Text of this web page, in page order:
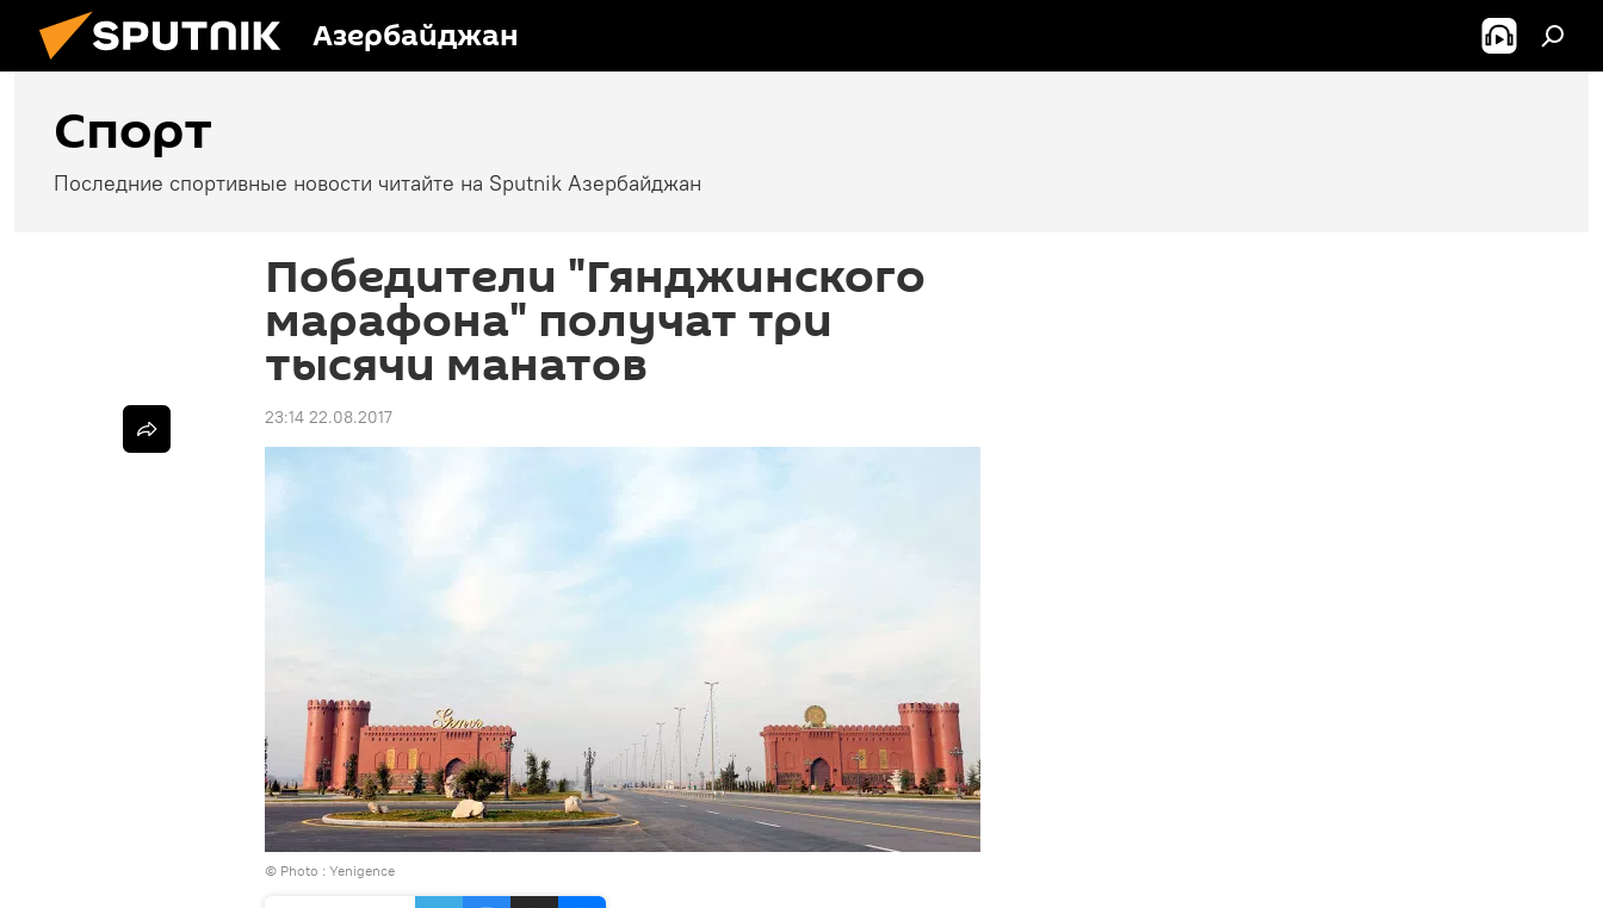
Азербайджан
Спорт
Последние спортивные новости читайте на Sputnik Азербайджан
Победители "Гянджинского
марафона" получат три
тысячи манатов
23:14 22.08.2017
© Photo : Yenigence